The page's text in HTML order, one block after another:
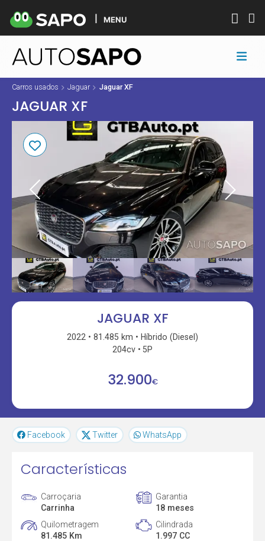
MENU
Carros usados Jaguar Jaguar XF
JAGUAR XF
JAGUAR XF
2022 81.485 km
Híbrido (Diesel)
204cv
5P
32.900€
Facebook Twitter WhatsApp
Características
Carroçaria
Carrinha
Garantia
18 meses
Quilometragem
81.485 Km
Cilindrada
1.997 CC